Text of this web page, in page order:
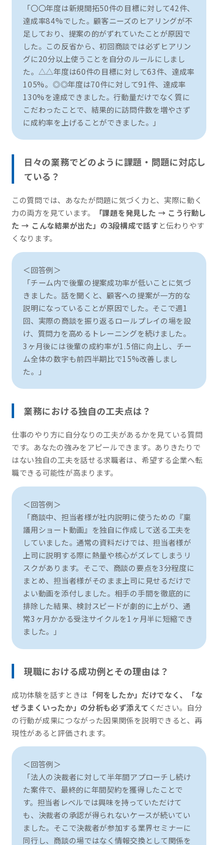
「〇〇年度は新規開拓50件の目標に対して42件、
達成率84%でした。顧客ニーズのヒアリングが不
足しており、提案の的がずれていたことが原因で
した。この反省から、初回商談では必ずヒアリン
グに20分以上使うことを自分のルールにしまし
た。△△年度は60件の目標に対して63件、達成率
105%。◎◎年度は70件に対して91件、達成率
130%を達成できました。行動量だけでなく質に
こだわったことで、結果的に訪問件数を増やさず
に成約率を上げることができました。」
日々の業務でどのように課題・問題に対応し
ている？
この質問では、あなたが問題に気づく力と、実際に動く
力の両方を見ています。
「課題を発見した → こう行動し
た → こんな結果が出た」の3段構成で話すと伝わりやす
くなります。
＜回答例＞
「チーム内で後輩の提案成功率が低いことに気づ
きました。話を聞くと、顧客への提案が一方的な
説明になっていることが原因でした。そこで週1
回、実際の商談を振り返るロールプレイの場を設
け、質問力を高めるトレーニングを続けました。
3ヶ月後には後輩の成約率が1.5倍に向上し、チー
ム全体の数字も前四半期比で15%改善しまし
た。」
業務における独自の工夫点は？
仕事のやり方に自分なりの工夫があるかを見ている質問
です。あなたの強みをアピールできます。ありきたりで
はない独自の工夫を話せる求職者は、希望する企業へ転
職できる可能性が高まります。
＜回答例＞
「商談中、担当者様が社内説明に使うための『稟
議用ショート動画』を独自に作成して送る工夫を
していました。通常の資料だけでは、担当者様が
上司に説明する際に熱量や核心がズレてしまうリ
スクがあります。そこで、商談の要点を3分程度に
まとめ、担当者様がそのまま上司に見せるだけで
よい動画を添付しました。相手の手間を徹底的に
排除した結果、検討スピードが劇的に上がり、通
常3ヶ月かかる受注サイクルを1ヶ月半に短縮でき
ました。」
現職における成功例とその理由は？
成功体験を話すときは 「何をしたか」だけでなく、「な
ぜうまくいったか」の分析も必ず添えて ください。自分
の行動が成果につながった因果関係を説明できると、再
現性があると評価されます。
＜回答例＞
「法人の決裁者に対して半年間アプローチし続け
た案件で、最終的に年間契約を獲得したことで
す。担当者レベルでは興味を持っていただけて
も、決裁者の承認が得られないケースが続いてい
ました。そこで決裁者が参加する業界セミナーに
同行し、商談の場ではなく情報交換として関係を